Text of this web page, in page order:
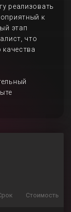
реализовать
к
этап
что
Стоимость